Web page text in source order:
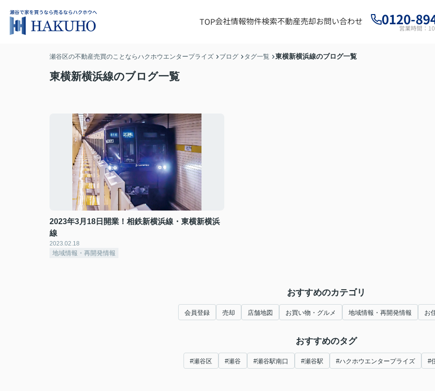
TOP会社情報物件検索不動産売却お問い合わせ 0120-
営業時間：
瀬谷区の不動産売買のことならハクホウエンタープライズ ブログ タグ一覧 東横新横浜線のブログ一覧
東横新横浜線のブログ一覧
2023年3月18日開業！相鉄新横浜線・東横新横浜
線
2023.02.18
地域情報・再開発情報
おすすめのカテゴリ
会員登録 売却 店舗地図 お買い物・グルメ 地域情報・再開発情報 お
おすすめのタグ
#瀬谷区 #瀬谷 #瀬谷駅南口 #瀬谷駅 #ハクホウエンタープライズ #